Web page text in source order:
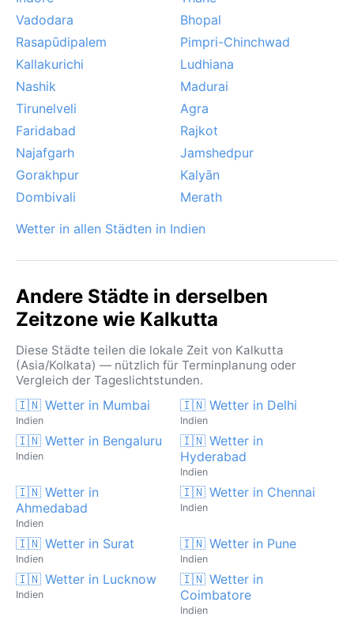
Vadodara
Bhopal
Rasapūdipalem
Pimpri-Chinchwad
Kallakurichi
Ludhiana
Nashik
Madurai
Tirunelveli
Agra
Faridabad
Rajkot
Najafgarh
Jamshedpur
Gorakhpur
Kalyān
Dombivali
Merath
Wetter in allen Städten in Indien
Andere Städte in derselben
Zeitzone wie Kalkutta
Diese Städte teilen die lokale Zeit von Kalkutta
(Asia/Kolkata) — nützlich für Terminplanung oder
Vergleich der Tageslichtstunden.
🇮🇳 Wetter in Mumbai
Indien
🇮🇳 Wetter in Delhi
Indien
🇮🇳 Wetter in Bengaluru
Indien
🇮🇳 Wetter in
Hyderabad
Indien
🇮🇳 Wetter in
Ahmedabad
Indien
🇮🇳 Wetter in Chennai
Indien
🇮🇳 Wetter in Surat
Indien
🇮🇳 Wetter in Pune
Indien
🇮🇳 Wetter in Lucknow
Indien
🇮🇳 Wetter in
Coimbatore
Indien